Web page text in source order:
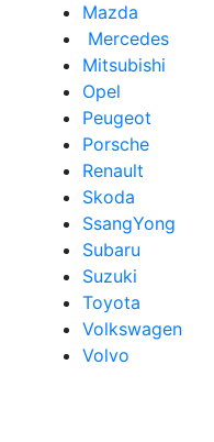
Mazda
Mercedes
Mitsubishi
Opel
Peugeot
Porsche
Renault
Skoda
SsangYong
Subaru
Suzuki
Toyota
Volkswagen
Volvo